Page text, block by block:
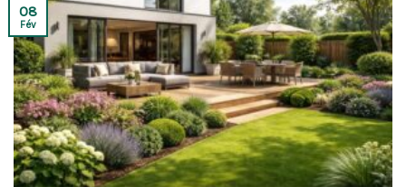
08
Fév